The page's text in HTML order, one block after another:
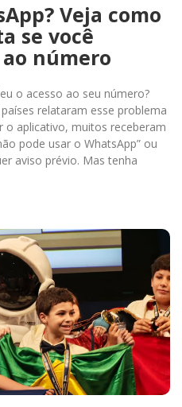
Veja como
se você
número
o acesso ao seu número?
relataram esse problema
o aplicativo, muitos receberam
pode usar o WhatsApp” ou
aviso prévio. Mas tenha